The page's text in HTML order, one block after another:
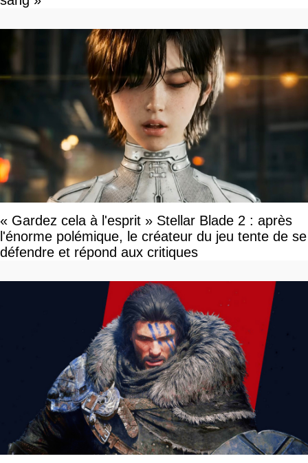
« Gardez cela à l'esprit » Stellar Blade 2 : après
l'énorme polémique, le créateur du jeu tente de se
défendre et répond aux critiques